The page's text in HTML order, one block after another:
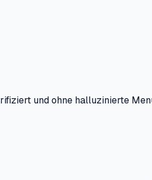
und ohne halluzinierte